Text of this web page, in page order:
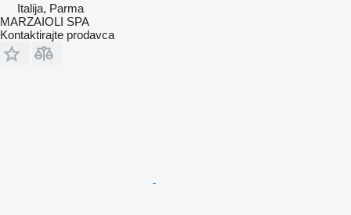
Italija, Parma
MARZAIOLI SPA
Kontaktirajte prodavca